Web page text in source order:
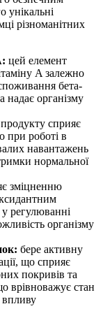
унікальні
різноманітних
цей елемент
A залежно
бета-
надає організму
сприяє
при роботі в
навантажень
нормальної
зміцненню
регулюванні
організму
бере активну
що сприяє
покривів та
врівноважує стан
впливу